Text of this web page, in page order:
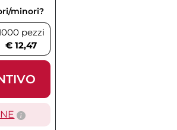
minori?
pezzi
€ 12,47